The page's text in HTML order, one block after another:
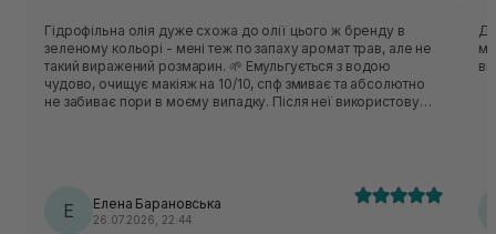
Гідрофільна олія дуже схожа до олії цього ж бренду в
зеленому кольорі - мені теж по запаху аромат трав, але не
такий виражений розмарин. 🌱 Емульгується з водою
чудово, очищує макіяж на 10/10, спф змиває та абсолютно
не забиває пори в моєму випадку. Після неї використовую
розхід економний попри те, що я для очищення
використовую 2 натиски дозатора. ❤️‍🔥 Досить непоганий чи
я б навіть сказала вдалий продукт і для себе повторювала
Е Елена Барановська
26.07.2026, 22:44